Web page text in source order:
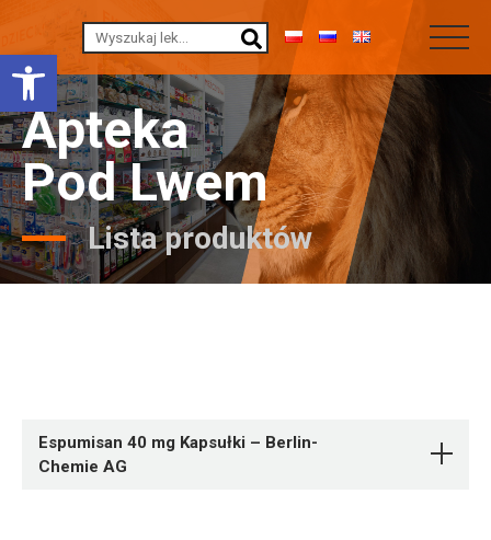
Otwórz pasek narzędzi
Apteka
Pod Lwem
Lista produktów
Espumisan 40 mg Kapsułki – Berlin-
Chemie AG